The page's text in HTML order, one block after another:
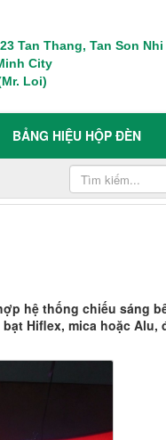
Tan Thang, Tan Son
City
Loi)
BẢNG HIỆU HỘP ĐÈN
hệ thống chiếu sáng
Hiflex, mica hoặc Alu,